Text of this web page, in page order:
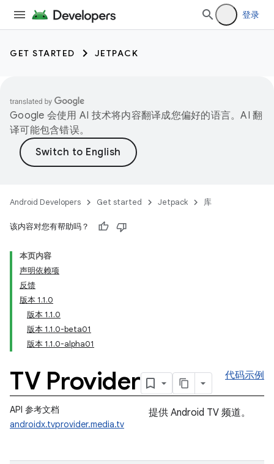
登录
GET STARTED JETPACK
Google 会使用 AI 技术将内容翻译成您偏好的语言。AI 翻
译可能包含错误。
Android Developers Get started Jetpack 库
该内容对您有帮助吗？
本页内容
声明依赖项
反馈
版本 1.1.0
版本 1.1.0
版本 1.1.0-beta01
版本 1.1.0-alpha01
TV Provider 代码示例
API 参考文档
androidx.tvprovider.media.tv
提供 Android TV 频道。